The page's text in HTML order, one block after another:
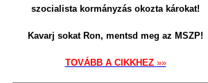
szocialista kormányzás okozta károkat!
Kavarj sokat Ron, mentsd meg az MSZP!
TOVÁBB A CIKKHEZ »»